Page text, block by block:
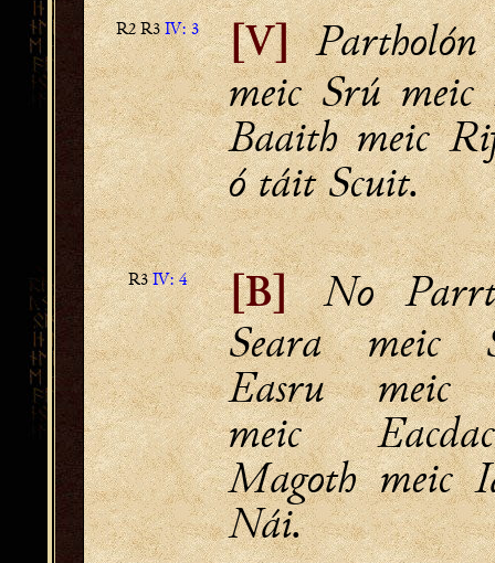
R2 R3IV: 3 [V]Partholón
meic Srú meic
Baaith meic
ó táit Scuit.
R3IV: 4 [B]
No
Seara meic
Easru meic
meic
Magoth meic
Nái.